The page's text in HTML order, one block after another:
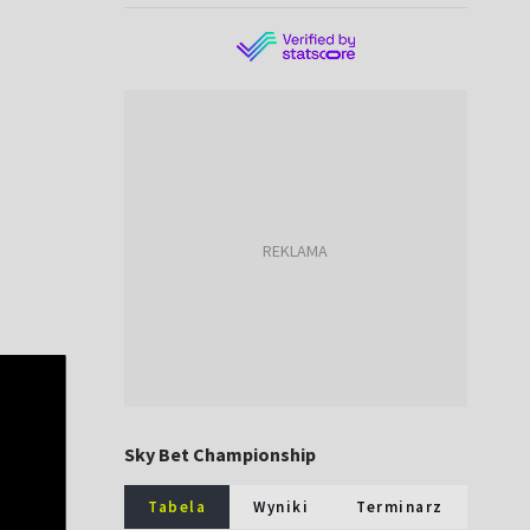
Sky Bet Championship
Tabela Wyniki Terminarz